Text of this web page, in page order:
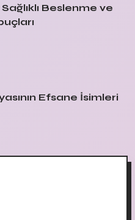
Sağlıklı Beslenme ve
Efsane İsimleri